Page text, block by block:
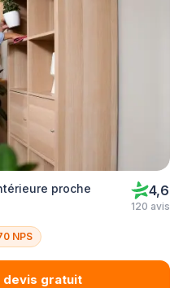
proche
4,6
120 avis
NPS
devis gratuit